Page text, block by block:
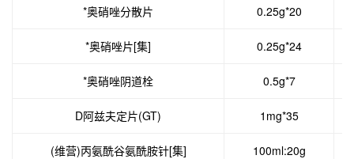
*奥硝唑分散片 0.25g*20
*奥硝唑片[集] 0.25g*24
*奥硝唑阴道栓 0.5g*7
D阿兹夫定片(GT) 1mg*35
(维营)丙氨酰谷氨酰胺针[集] 100ml:20g